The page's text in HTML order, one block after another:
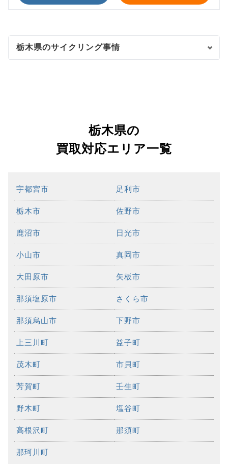
栃木県のサイクリング事情
栃木県の
買取対応エリア一覧
宇都宮市 足利市
栃木市 佐野市
鹿沼市 日光市
小山市 真岡市
大田原市 矢板市
那須塩原市 さくら市
那須烏山市 下野市
上三川町 益子町
茂木町 市貝町
芳賀町 壬生町
野木町 塩谷町
高根沢町 那須町
那珂川町